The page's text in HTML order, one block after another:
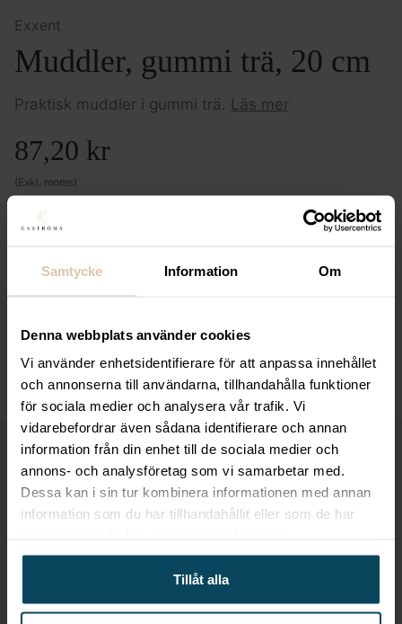
Samtycke Information Om
Denna webbplats använder cookies
Vi använder enhetsidentifierare för att anpassa innehållet
och annonserna till användarna, tillhandahålla funktioner
för sociala medier och analysera vår trafik. Vi
vidarebefordrar även sådana identifierare och annan
information från din enhet till de sociala medier och
annons- och analysföretag som vi samarbetar med.
Dessa kan i sin tur kombinera informationen med annan
information som du har tillhandahållit eller som de har
Tillåt alla
Exxent
Muddler, gummi trä, 20 cm
Praktisk muddler i gummi trä. Läs mer
87,20 kr
(Exkl. moms)
LOGGA IN FÖR ATT HANDLA
butik
Beskrivning
tillverkad av gummiträ.
Diameter: 3 cm